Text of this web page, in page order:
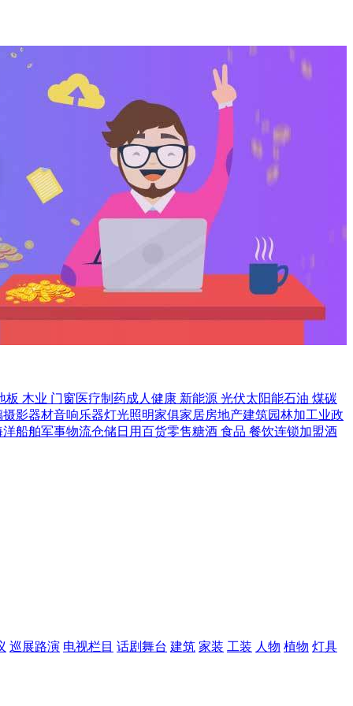
板 木业 门窗医疗制药成人健康 新能源 光伏太阳能石油 煤碳
摄影器材音响乐器灯光照明家俱家居房地产建筑园林加工业政
洋船舶军事物流仓储日用百货零售糖酒 食品 餐饮连锁加盟酒
巡展路演 电视栏目 话剧舞台 建筑 家装 工装 人物 植物 灯具